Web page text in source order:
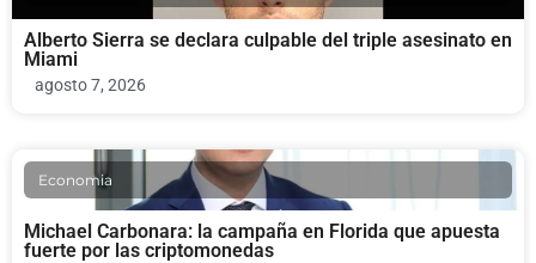
Alberto Sierra se declara culpable del triple asesinato en
Miami
agosto 7, 2026
Economia
Michael Carbonara: la campaña en Florida que apuesta
fuerte por las criptomonedas